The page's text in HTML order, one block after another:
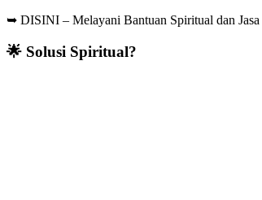
➥ DISINI – Melayani Bantuan Spiritual dan
🌟 Solusi Spiritual?